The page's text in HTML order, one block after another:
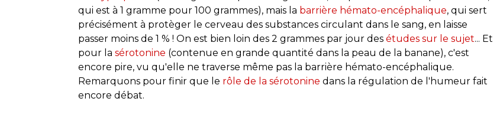
qui est à 1 gramme pour 100 grammes), mais la barrière hémato-encéphalique, qui sert
précisément à protèger le cerveau des substances circulant dans le sang, en laisse
passer moins de 1 % ! On est bien loin des 2 grammes par jour des études sur le sujet... Et
pour la sérotonine (contenue en grande quantité dans la peau de la banane), c'est
encore pire, vu qu'elle ne traverse même pas la barrière hémato-encéphalique.
Remarquons pour finir que le rôle de la sérotonine dans la régulation de l'humeur fait
encore débat.